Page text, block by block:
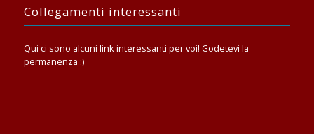
Collegamenti interessanti
Qui ci sono alcuni link interessanti per voi! Godetevi la
permanenza :)